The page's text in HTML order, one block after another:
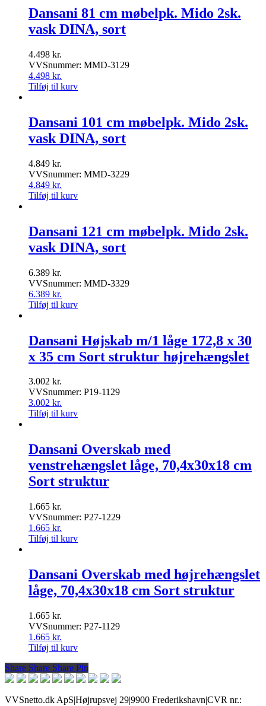
Dansani 81 cm møbelpk. Mido 2sk.
vask DINA, sort
4.498 kr.
VVSnummer: MMD-3129
4.498 kr.
Tilføj til kurv
Dansani 101 cm møbelpk. Mido 2sk.
vask DINA, sort
4.849 kr.
VVSnummer: MMD-3229
4.849 kr.
Tilføj til kurv
Dansani 121 cm møbelpk. Mido 2sk.
vask DINA, sort
6.389 kr.
VVSnummer: MMD-3329
6.389 kr.
Tilføj til kurv
Dansani Højskab m/1 låge 172,8 x 30
x 35 cm Sort struktur højrehængslet
3.002 kr.
VVSnummer: P19-1129
3.002 kr.
Tilføj til kurv
Dansani Overskab med
venstrehængslet låge, 70,4x30x18 cm
Sort struktur
1.665 kr.
VVSnummer: P27-1229
1.665 kr.
Tilføj til kurv
Dansani Overskab med højrehængslet
låge, 70,4x30x18 cm Sort struktur
1.665 kr.
VVSnummer: P27-1129
1.665 kr.
Tilføj til kurv
Share
Share Share Share Pin
VVSnetto.dk ApS|Højrupsvej 29|9900 Frederikshavn|CVR nr.: